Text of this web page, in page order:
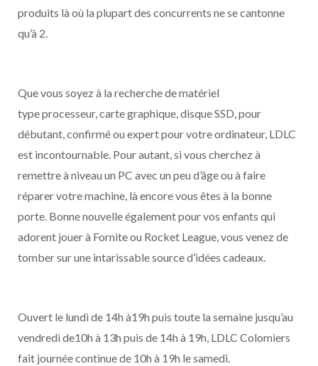
produits là où la plupart des concurrents ne se cantonne
qu’à 2.
Que vous soyez à la recherche de matériel
type processeur, carte graphique, disque SSD, pour
débutant, confirmé ou expert pour votre ordinateur, LDLC
est incontournable. Pour autant, si vous cherchez à
remettre à niveau un PC avec un peu d’âge ou à faire
réparer votre machine, là encore vous êtes à la bonne
porte. Bonne nouvelle également pour vos enfants qui
adorent jouer à Fornite ou Rocket League, vous venez de
tomber sur une intarissable source d’idées cadeaux.
Ouvert le lundi de 14h à19h puis toute la semaine jusqu’au
vendredi de10h à 13h puis de 14h à 19h, LDLC Colomiers
fait journée continue de 10h à 19h le samedi.